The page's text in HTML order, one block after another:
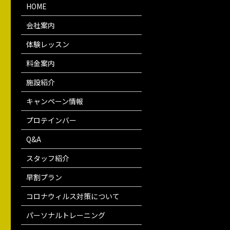
HOME
会社案内
体験レッスン
料金案内
施設紹介
キャンペーン情報
プロテインバー
Q&A
スタッフ紹介
早割プラン
コロナウィルス対策について
パーソナルトレーニング